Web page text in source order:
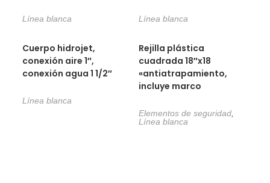
Línea blanca Línea blanca
Cuerpo hidrojet,
conexión aire 1″,
conexión agua 1 1/2″
Línea blanca
Rejilla plástica
cuadrada 18″x18
«antiatrapamiento,
incluye marco
Elementos de seguridad
Línea blanca